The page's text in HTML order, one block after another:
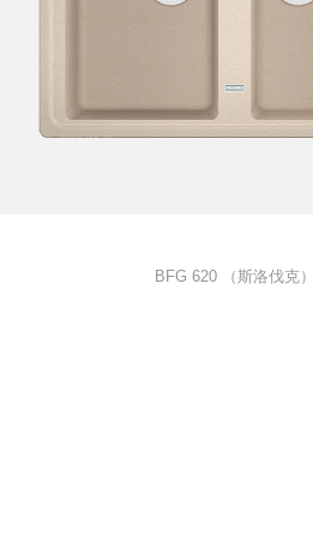
BFG 620 （斯洛伐克